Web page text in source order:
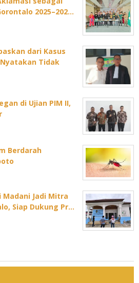
2025–202…
dari Kasus
Tidak
di Ujian PIM II,
Berdarah
Madani Jadi Mitra
Siap Dukung Pr…